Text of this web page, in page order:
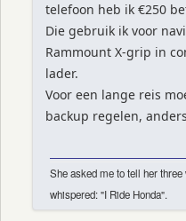
telefoon heb ik €250
Die gebruik ik voor
Rammount X-grip in
lader.
Voor een lange reis
backup regelen,
She asked me to tell her
whispered: "I Ride Honda".